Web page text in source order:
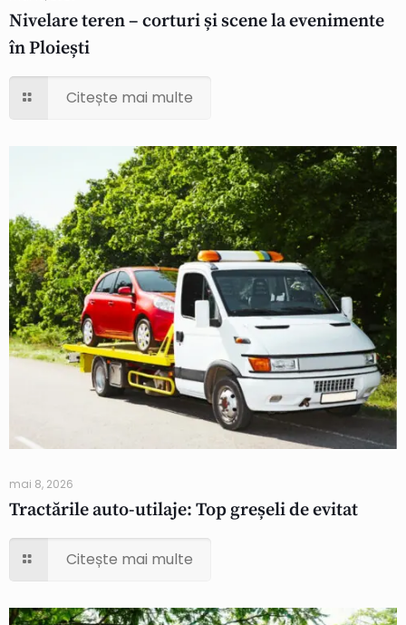
Nivelare teren – corturi și scene la evenimente
în Ploiești
Citește mai multe
mai 8, 2026
Tractările auto-utilaje: Top greșeli de evitat
Citește mai multe